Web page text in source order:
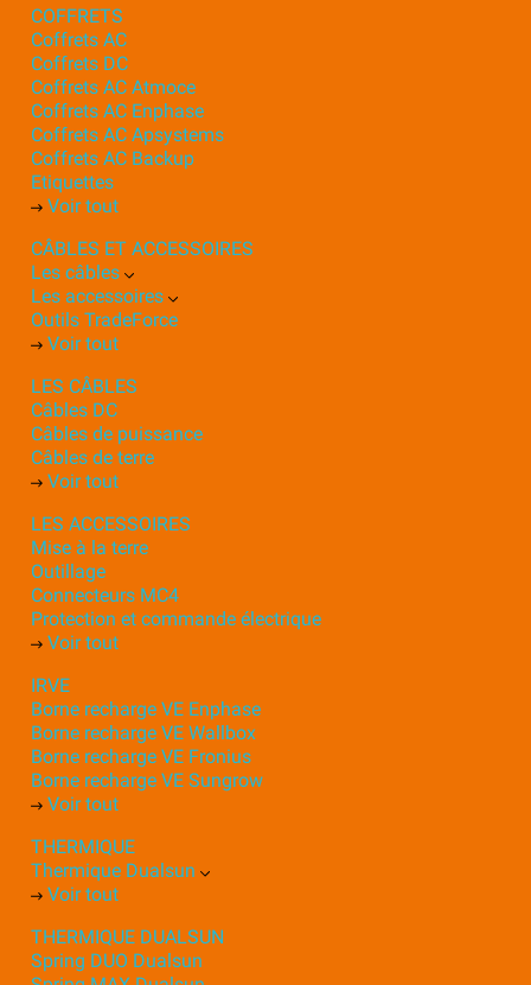
COFFRETS
Coffrets AC
Coffrets DC
Coffrets AC Atmoce
Coffrets AC Enphase
Coffrets AC Apsystems
Coffrets AC Backup
Etiquettes
Voir tout
CÂBLES ET ACCESSOIRES
Les câbles
Les accessoires
Outils TradeForce
Voir tout
LES CÂBLES
Câbles DC
Câbles de puissance
Câbles de terre
Voir tout
LES ACCESSOIRES
Mise à la terre
Outillage
Connecteurs MC4
Protection et commande électrique
Voir tout
IRVE
Borne recharge VE Enphase
Borne recharge VE Wallbox
Borne recharge VE Fronius
Borne recharge VE Sungrow
Voir tout
THERMIQUE
Thermique Dualsun
Voir tout
THERMIQUE DUALSUN
Spring DUO Dualsun